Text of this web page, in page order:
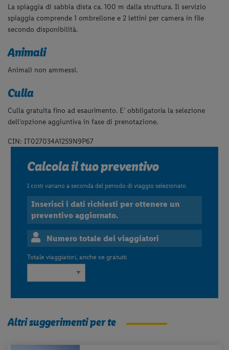
La spiaggia di sabbia dista ca. 100 m dalla struttura. Il servizio
spiaggia comprende 1 ombrellone e 2 lettini per camera in file
secondo disponibilità.
Animali
Animali non ammessi.
Culla
Culla gratuita fino ad esaurimento. E’ obbligatoria la selezione
dell’opzione aggiuntiva in fase di prenotazione.
CIN: IT027034A12S9N9P67
Calcola il tuo preventivo
I costi variano a seconda del periodo di viaggio selezionato.
Inserisci i dati richiesti per ottenere un
preventivo aggiornato.
Numero totale dei viaggiatori
Totale viaggiatori, anche se gratuiti
Altri suggerimenti per te